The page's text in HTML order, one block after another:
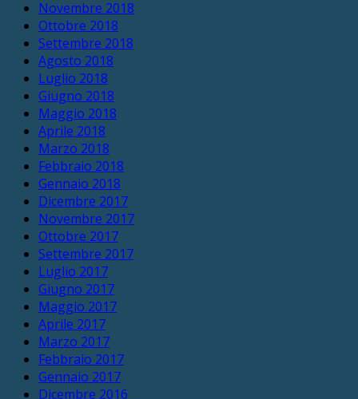
Novembre 2018
Ottobre 2018
Settembre 2018
Agosto 2018
Luglio 2018
Giugno 2018
Maggio 2018
Aprile 2018
Marzo 2018
Febbraio 2018
Gennaio 2018
Dicembre 2017
Novembre 2017
Ottobre 2017
Settembre 2017
Luglio 2017
Giugno 2017
Maggio 2017
Aprile 2017
Marzo 2017
Febbraio 2017
Gennaio 2017
Dicembre 2016